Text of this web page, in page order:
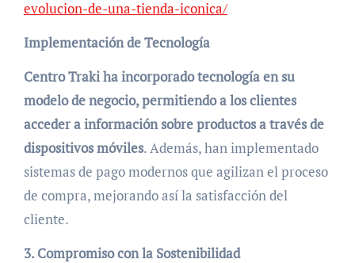
evolucion-de-una-tienda-iconica/
Implementación de Tecnología
Centro Traki ha incorporado tecnología en su
modelo de negocio, permitiendo a los clientes
acceder a información sobre productos a través de
dispositivos móviles. Además, han implementado
sistemas de pago modernos que agilizan el proceso
de compra, mejorando así la satisfacción del
cliente.
3. Compromiso con la Sostenibilidad